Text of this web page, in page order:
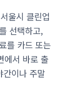
서울시 클린업
선택하고,
를 카드 또는
에서 바로 출
간이나 주말